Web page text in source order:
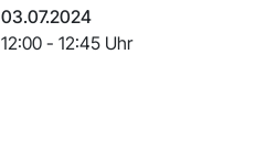
03.07.2024
12:00 - 12:45 Uhr